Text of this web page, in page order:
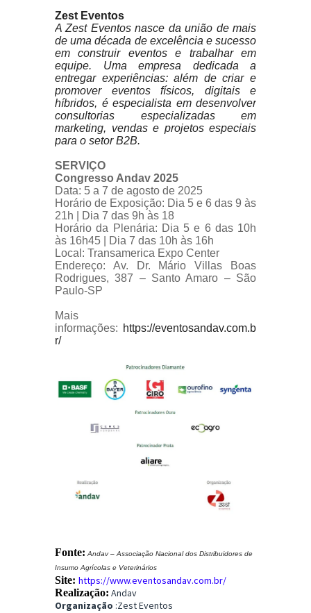
Zest Eventos
A Zest Eventos nasce da união de mais
de uma década de excelência e sucesso
em construir eventos e trabalhar em
equipe. Uma empresa dedicada a
entregar experiências: além de criar e
promover eventos físicos, digitais e
híbridos, é especialista em desenvolver
consultorias especializadas em
marketing, vendas e projetos especiais
para o setor B2B.
SERVIÇO
Congresso Andav 2025
Data: 5 a 7 de agosto de 2025
Horário de Exposição: Dia 5 e 6 das 9 às
21h | Dia 7 das 9h às 18
Horário da Plenária: Dia 5 e 6 das 10h
às 16h45 | Dia 7 das 10h às 16h
Local: Transamerica Expo Center
Endereço: Av. Dr. Mário Villas Boas
Rodrigues, 387 – Santo Amaro – São
Paulo-SP
Mais
informações: https://eventosandav.com.b
r/
Fonte: Andav – Associação Nacional dos Distribuidores de
Insumo Agrícolas e Veterinários
Site: https://www.eventosandav.com.br/
Realização: Andav
Organização :Zest Eventos